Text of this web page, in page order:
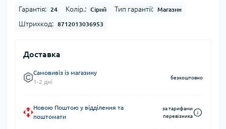
Гарантія: 24 Колір.: Сірий Тип гарантії: Магазин
Штрихкод: 8712013036953
Доставка
Самовивіз із магазину
1-2 дні
безкоштовно
Новою Поштою у відділення та
поштомати
за тарифами
перевізника